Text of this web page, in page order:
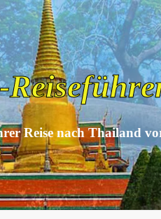
Reise nach Thailand